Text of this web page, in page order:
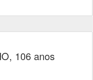
106 anos